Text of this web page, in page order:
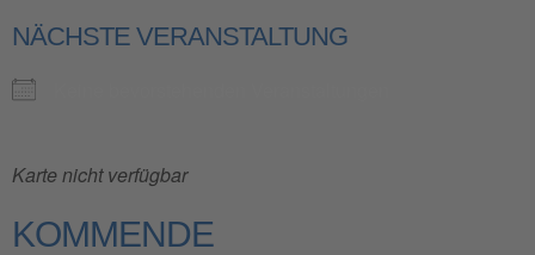
NÄCHSTE VERANSTALTUNG
Karte nicht verfügbar
KOMMENDE